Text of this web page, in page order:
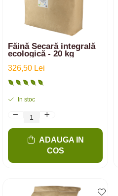
Făină Secară integrală
ecologică - 20 kg
326,50 Lei
In stoc
ADAUGA IN
COS